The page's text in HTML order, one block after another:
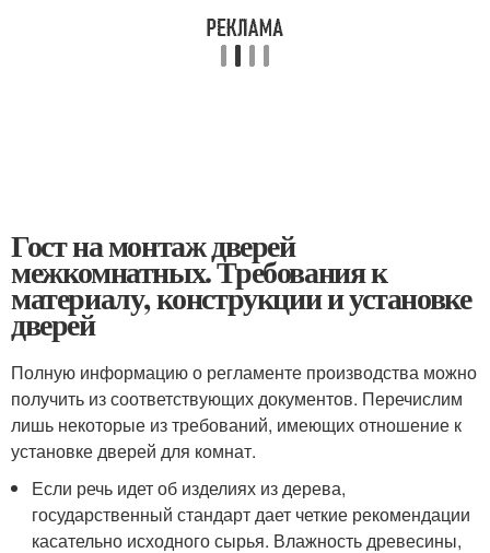
Гост на монтаж дверей
межкомнатных. Требования к
материалу, конструкции и установке
дверей
Полную информацию о регламенте производства можно
получить из соответствующих документов. Перечислим
лишь некоторые из требований, имеющих отношение к
установке дверей для комнат.
Если речь идет об изделиях из дерева,
государственный стандарт дает четкие рекомендации
касательно исходного сырья. Влажность древесины,